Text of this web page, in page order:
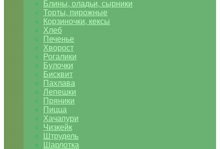
Блины, оладьи, сырники
Торты, пирожные
Корзиночки, кексы
Хлеб
Печенье
Хворост
Рогалики
Булочки
Бисквит
Пахлава
Лепешки
Пряники
Пицца
Хачапури
Чизкейк
Штрудель
Шарлотка